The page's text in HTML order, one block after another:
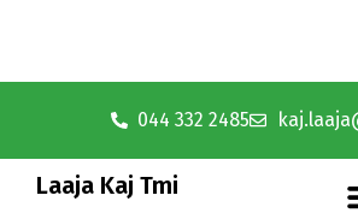
044 332 2485
Laaja Kaj Tmi